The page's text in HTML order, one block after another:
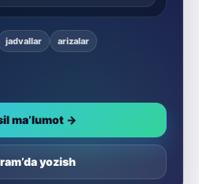
jadvallar
arizalar
ma’lumot →
yozish